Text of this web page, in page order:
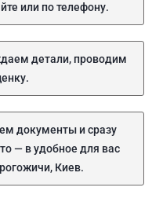
или по телефону.
детали, проводим
документы и сразу
— в удобное для вас
Киев.